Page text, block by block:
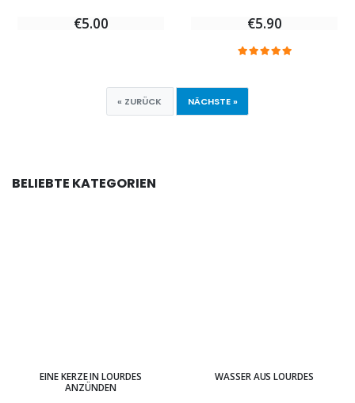
€5.00 €5.90
« ZURÜCK NÄCHSTE »
BELIEBTE KATEGORIEN
EINE KERZE IN LOURDES
ANZÜNDEN
WASSER AUS LOURDES